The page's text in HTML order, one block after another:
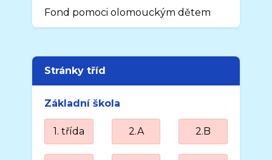
Fond pomoci olomouckým dětem
Stránky tříd
Základní škola
1. třída 2.A 2.B